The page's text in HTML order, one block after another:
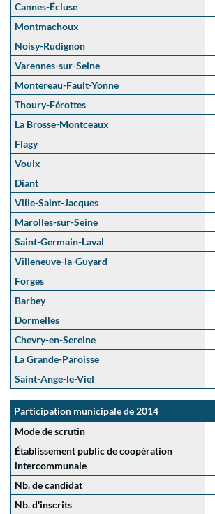
Cannes-Écluse
Montmachoux
Noisy-Rudignon
Varennes-sur-Seine
Montereau-Fault-Yonne
Thoury-Férottes
La Brosse-Montceaux
Flagy
Voulx
Diant
Ville-Saint-Jacques
Marolles-sur-Seine
Saint-Germain-Laval
Villeneuve-la-Guyard
Forges
Barbey
Dormelles
Chevry-en-Sereine
La Grande-Paroisse
Saint-Ange-le-Viel
Participation municipale de 2014
Mode de scrutin
Établissement public de coopération
intercommunale
Nb. de candidat
Nb. d'inscrits